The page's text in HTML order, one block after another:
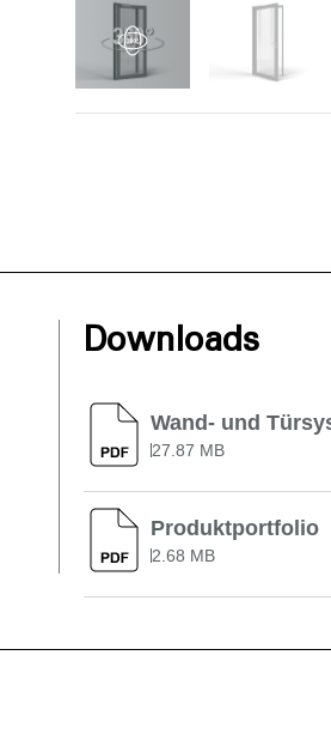
Downloads
Wand- und
27.87 MB
Produktportfolio
2.68 MB